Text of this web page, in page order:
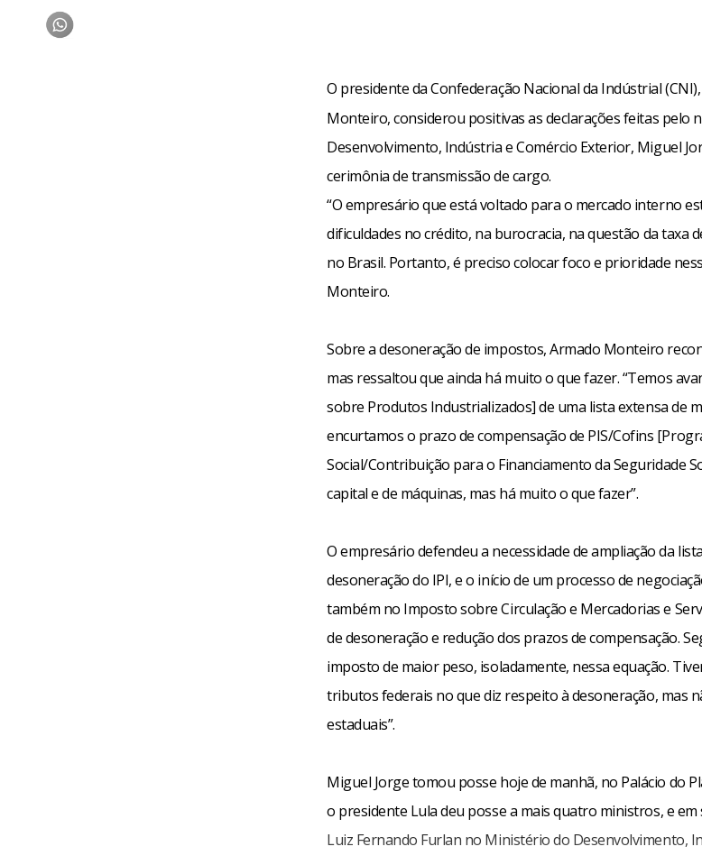
O presidente da Confederação Nacional da Indústrial (CNI),
Monteiro, considerou positivas as declarações feitas pelo
Desenvolvimento, Indústria e Comércio Exterior, Miguel
cerimônia de transmissão de cargo.
“O empresário que está voltado para o mercado interno
dificuldades no crédito, na burocracia, na questão da taxa
no Brasil. Portanto, é preciso colocar foco e prioridade
Monteiro.
Sobre a desoneração de impostos, Armado Monteiro
mas ressaltou que ainda há muito o que fazer. “Temos
sobre Produtos Industrializados] de uma lista extensa de
encurtamos o prazo de compensação de PIS/Cofins
Social/Contribuição para o Financiamento da Seguridade
capital e de máquinas, mas há muito o que fazer”.
O empresário defendeu a necessidade de ampliação da
desoneração do IPI, e o início de um processo de
também no Imposto sobre Circulação e Mercadorias e
de desoneração e redução dos prazos de compensação.
imposto de maior peso, isoladamente, nessa equação.
tributos federais no que diz respeito à desoneração, mas
estaduais”.
Miguel Jorge tomou posse hoje de manhã, no Palácio do
o presidente Lula deu posse a mais quatro ministros, e
Luiz Fernando Furlan no Ministério do Desenvolvimento,